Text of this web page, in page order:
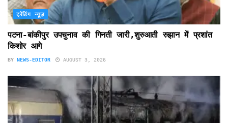
ट्रेंडिंग न्यूज़
पटना-बांकीपुर उपचुनाव की गिनती जारी,शुरुआती रुझान में प्रशांत
किशोर आगे
BY NEWS-EDITOR AUGUST 3, 2026